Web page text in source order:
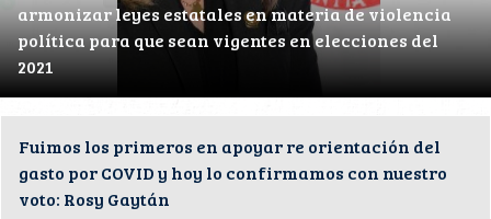
armonizar leyes estatales en materia de violencia
política para que sean vigentes en elecciones del
2021
Fuimos los primeros en apoyar re orientación del
gasto por COVID y hoy lo confirmamos con nuestro
voto: Rosy Gaytán